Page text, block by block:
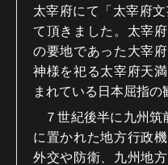
太宰府にて「太宰府
て頂きました。太宰
の要地であった大宰
神様を祀る太宰府天
まれている日本屈指の
７世紀後半に九州筑
に置かれた地方行政
外交や防衛、九州地